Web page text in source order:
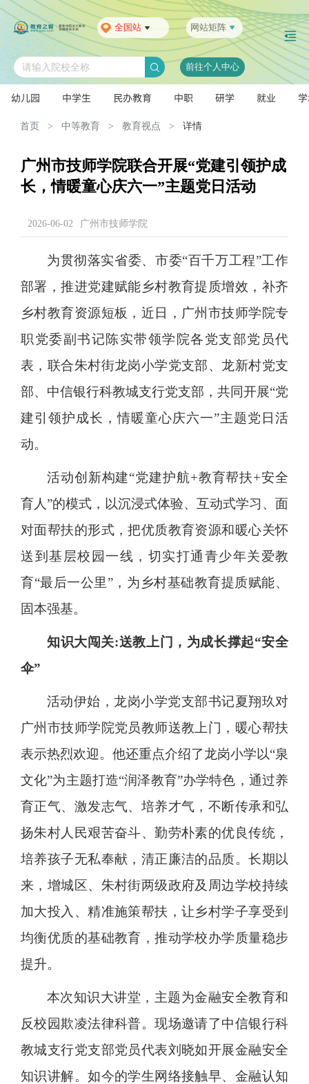
全国站 网站矩阵
请输入院校全称 前往个人中心
幼儿园 中学生 民办教育 中职 研学 就业
首页 > 中等教育 > 教育视点 > 详情
广州市技师学院联合开展“党建引领护成
长，情暖童心庆六一”主题党日活动
2026-06-02 广州市技师学院
为贯彻落实省委、市委“百千万工程”工作
部署，推进党建赋能乡村教育提质增效，补齐
乡村教育资源短板，近日，广州市技师学院专
职党委副书记陈实带领学院各党支部党员代
表，联合朱村街龙岗小学党支部、龙新村党支
部、中信银行科教城支行党支部，共同开展“党
建引领护成长，情暖童心庆六一”主题党日活
动。
活动创新构建“党建护航+教育帮扶+安全
育人”的模式，以沉浸式体验、互动式学习、面
对面帮扶的形式，把优质教育资源和暖心关怀
送到基层校园一线，切实打通青少年关爱教
育“最后一公里”，为乡村基础教育提质赋能、
固本强基。
知识大闯关:送教上门，为成长撑起“安全
伞”
活动伊始，龙岗小学党支部书记夏翔玖对
广州市技师学院党员教师送教上门，暖心帮扶
表示热烈欢迎。他还重点介绍了龙岗小学以“泉
文化”为主题打造“润泽教育”办学特色，通过养
育正气、激发志气、培养才气，不断传承和弘
扬朱村人民艰苦奋斗、勤劳朴素的优良传统，
培养孩子无私奉献，清正廉洁的品质。长期以
来，增城区、朱村街两级政府及周边学校持续
加大投入、精准施策帮扶，让乡村学子享受到
均衡优质的基础教育，推动学校办学质量稳步
提升。
本次知识大讲堂，主题为金融安全教育和
反校园欺凌法律科普。现场邀请了中信银行科
教城支行党支部党员代表刘晓如开展金融安全
知识讲解。如今的学生网络接触早、金融认知